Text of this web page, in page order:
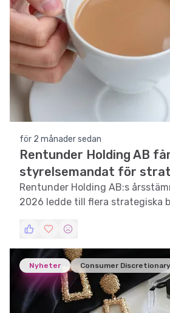
för 2 månader sedan
Rentunder Holding AB
styrelsemandat för
Rentunder Holding AB:s
2026 ledde till flera strategiska
emissionsbemyndiganden.
Nyheter Consumer Discretionary